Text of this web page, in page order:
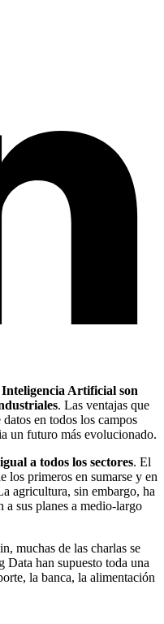
Artificial son
. Las ventajas que
en todos los campos
un futuro más evolucionado.
a todos los sectores. El
los primeros en sumarse y en
agricultura, sin embargo, ha
sus planes a medio-largo
muchas de las charlas se
han supuesto toda una
la banca, la alimentación